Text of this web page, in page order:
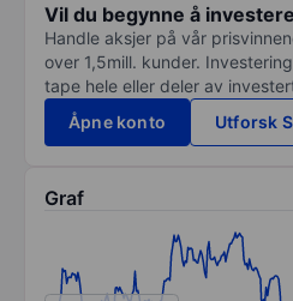
Vil du begynne å
Handle aksjer på vår
over 1,5mill. kunder.
tape hele eller deler av
Åpne konto
Utforsk
Graf
Line chart with 299 data